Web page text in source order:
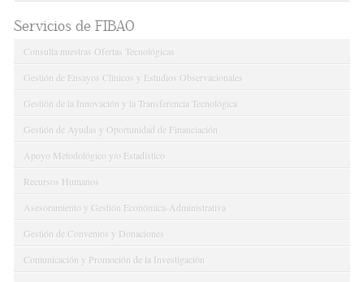
Servicios de FIBAO
Consulta nuestras Ofertas Tecnológicas
Gestión de Ensayos Clínicos y Estudios Observacionales
Gestión de la Innovación y la Transferencia Tecnológica
Gestión de Ayudas y Oportunidad de Financiación
Apoyo Metodológico y/o Estadístico
Recursos Humanos
Asesoramiento y Gestión Económica-Administrativa
Gestión de Convenios y Donaciones
Comunicación y Promoción de la Investigación